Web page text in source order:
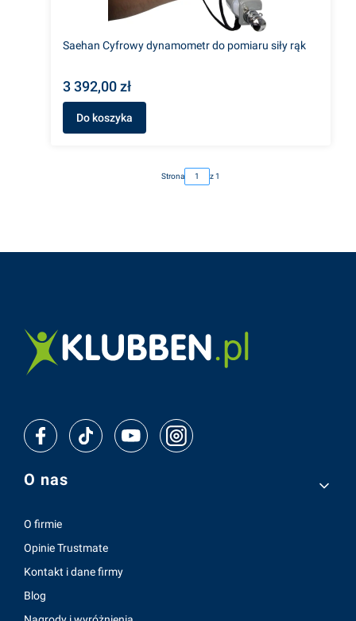
Saehan Cyfrowy dynamometr do pomiaru siły rąk
3 392,00 zł
Do koszyka
Strona z 1
Linki w stopce
O nas
O firmie
Opinie Trustmate
Kontakt i dane firmy
Blog